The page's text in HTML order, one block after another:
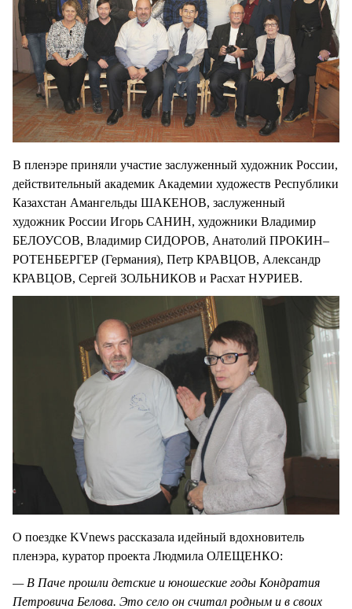
В пленэре приняли участие заслуженный художник России,
действительный академик Академии художеств Республики
Казахстан Амангельды ШАКЕНОВ, заслуженный
художник России Игорь САНИН, художники Владимир
БЕЛОУСОВ, Владимир СИДОРОВ, Анатолий ПРОКИН–
РОТЕНБЕРГЕР (Германия), Петр КРАВЦОВ, Александр
КРАВЦОВ, Сергей ЗОЛЬНИКОВ и Расхат НУРИЕВ.
О поездке KVnews рассказала идейный вдохновитель
пленэра, куратор проекта Людмила ОЛЕЩЕНКО:
— В Паче прошли детские и юношеские годы Кондратия
Петровича Белова. Это село он считал родным и в своих